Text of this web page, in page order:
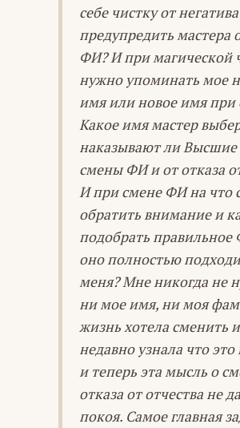
себе чистку от
предупредить мастера
ФИ? И при магической
нужно упоминать мое
имя или новое имя
Какое имя мастер
наказывают ли Высшие
смены ФИ и от отказа
И при смене ФИ на что
обратить внимание и
подобрать
оно полностью
меня? Мне никогда не
ни мое имя, ни моя
жизнь хотела сменить
недавно узнала что
и теперь эта мысль о
отказа от отчества не
покоя. Самое главная